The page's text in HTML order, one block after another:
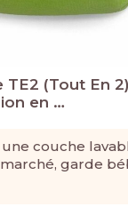
TE2 (Tout En
en …
couche
garde